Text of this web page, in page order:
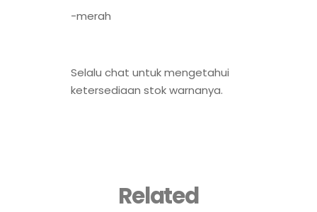
-merah
Selalu chat untuk mengetahui
ketersediaan stok warnanya.
Related